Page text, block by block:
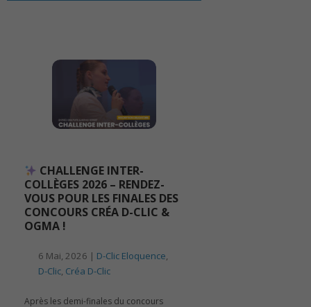
CHALLENGE INTER-
COLLÈGES 2026 – RENDEZ-
VOUS POUR LES FINALES DES
CONCOURS CRÉA D-CLIC &
OGMA !
6 Mai, 2026 | D-Clic Eloquence,
D-Clic, Créa D-Clic
Après les demi-finales du concours